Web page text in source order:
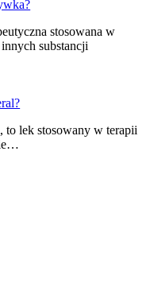
stosowana w
substancji
to lek stosowany w terapii